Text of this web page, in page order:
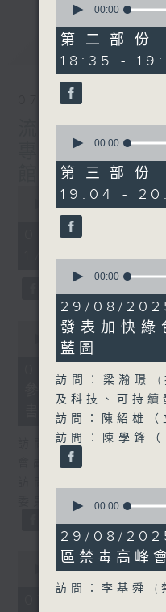
香港電台公
讚好Like「RTHK
Facebook專頁
最新
07/08/2026
流動圖書館
專員主動調
館服務
seconds
07/08/2026
17:00 - 18:00)
seconds
minutes,
seconds
00:00
07/08/2026 -
參差 申訴專員
書館服務
訪問：何敬康（立法
會副主席）
委員會委員）
seconds
00:00
07/08/2026 -
seconds
13
minutes,
0
seconds
00:00
第二部份
18:35 -
seconds
48
minutes,
20
seconds
00:00
第三部份
19:04 -
seconds
39
minutes,
40
seconds
00:00
29/08/
發表加快綠
藍圖
訪問︰梁瀚璟 (
及科技、可持續
訪問：陳紹雄（
訪問︰陳學鋒
seconds
12
minutes,
25
seconds
00:00
29/08/
區禁毒高峰
訪問：李基舜 (